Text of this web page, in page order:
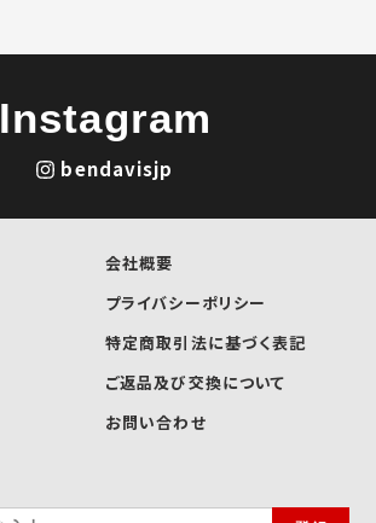
Instagram
bendavisjp
会社概要
プライバシーポリシー
特定商取引法に基づく表記
ご返品及び交換について
お問い合わせ